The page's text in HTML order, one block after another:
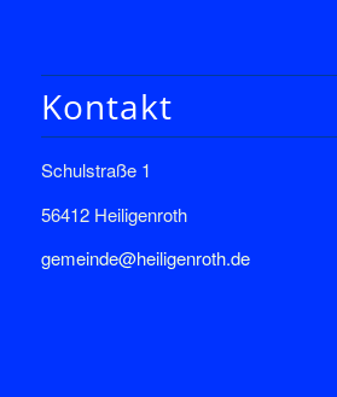
Kontakt
Schulstraße 1
56412 Heiligenroth
gemeinde@heiligenroth.de